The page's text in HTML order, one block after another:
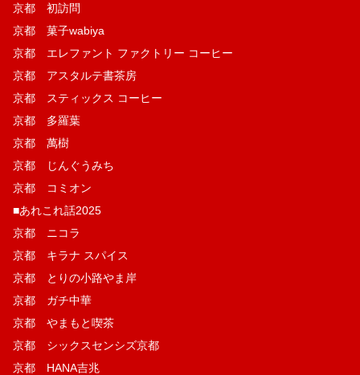
京都 初訪問
京都 菓子wabiya
京都 エレファント ファクトリー コーヒー
京都 アスタルテ書茶房
京都 スティックス コーヒー
京都 多羅葉
京都 萬樹
京都 じんぐうみち
京都 コミオン
■あれこれ話2025
京都 ニコラ
京都 キラナ スパイス
京都 とりの小路やま岸
京都 ガチ中華
京都 やまもと喫茶
京都 シックスセンシズ京都
京都 HANA吉兆